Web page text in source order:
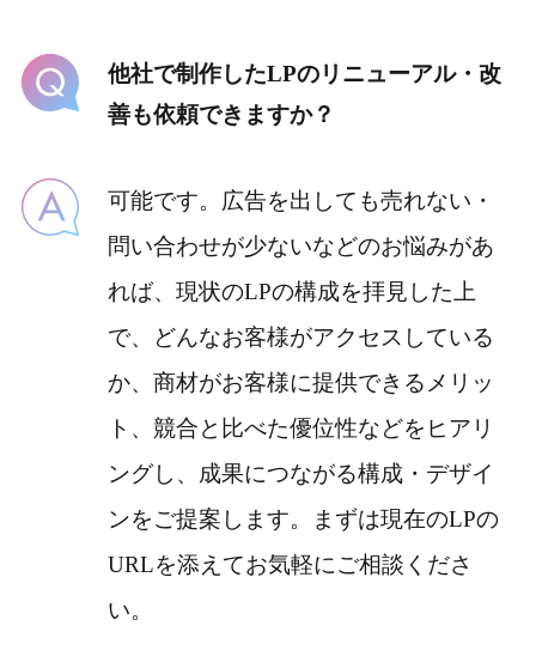
他社で制作したLPのリニューアル・改
善も依頼できますか？
可能です。広告を出しても売れない・
問い合わせが少ないなどのお悩みがあ
れば、現状のLPの構成を拝見した上
で、どんなお客様がアクセスしている
か、商材がお客様に提供できるメリッ
ト、競合と比べた優位性などをヒアリ
ングし、成果につながる構成・デザイ
ンをご提案します。まずは現在のLPの
URLを添えてお気軽にご相談くださ
い。